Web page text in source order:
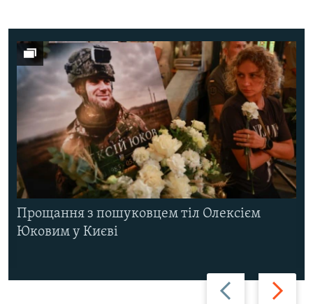
Назад Вперед
Прощання з пошуковцем тіл Олексієм
Юковим у Києві